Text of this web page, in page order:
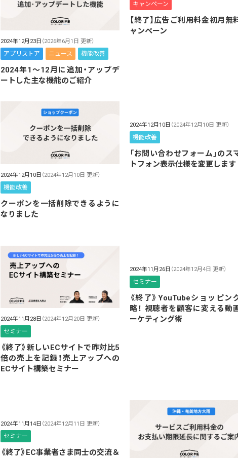
2024年12月23日 （2026年6月1日 更新）
アプリストア ニュース 機能改善
2024年1～12月に追加・アップデ
ートした主な機能のご紹介
キャンペーン
【終了】広告ご利用料金初月無
ャンペーン
2024年12月10日 （2024年12月10日 更新）
機能改善
クーポンを一括削除できるように
なりました
2024年12月10日 （2024年12月10日 更新）
機能改善
「お問い合わせフォーム」のス
トフォン表示仕様を変更します
2024年11月28日 （2024年12月20日 更新）
セミナー
《終了》新しいECサイトで昨対比5
倍の売上を記録！売上アップへの
ECサイト構築セミナー
2024年11月26日 （2024年12月4日 更新）
セミナー
《終了》YouTubeショッピン
略！ 視聴者を顧客に変える動
ーケティング術
2024年11月14日 （2024年12月11日 更新）
セミナー
《終了》EC事業者さま同士の交流＆